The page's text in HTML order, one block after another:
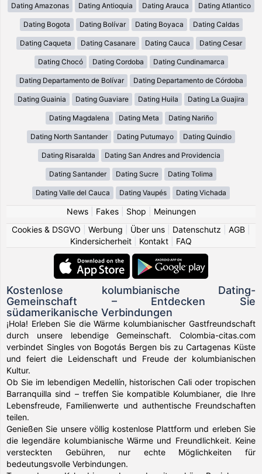
Dating Amazonas Dating Antioquia Dating Arauca Dating Atlantico
Dating Bogota Dating Bolívar Dating Boyaca Dating Caldas
Dating Caqueta Dating Casanare Dating Cauca Dating Cesar
Dating Chocó Dating Cordoba Dating Cundinamarca
Dating Departamento de Bolívar Dating Departamento de Córdoba
Dating Guainia Dating Guaviare Dating Huila Dating La Guajira
Dating Magdalena Dating Meta Dating Nariño
Dating North Santander Dating Putumayo Dating Quindio
Dating Risaralda Dating San Andres and Providencia
Dating Santander Dating Sucre Dating Tolima
Dating Valle del Cauca Dating Vaupés Dating Vichada
News| Fakes| Shop
Meinungen
Cookies & DSGVO
Werbung Über uns Datenschutz AGB
Kindersicherheit
Kontakt FAQ
Kostenlose kolumbianische Dating-
Gemeinschaft – Entdecken Sie
südamerikanische Verbindungen
¡Hola! Erleben Sie die Wärme kolumbianischer Gastfreundschaft
durch unsere lebendige Gemeinschaft. Colombia-citas.com
verbindet Singles von Bogotás Bergen bis zu Cartagenas Küste
und feiert die Leidenschaft und Freude der kolumbianischen
Kultur.
Ob Sie im lebendigen Medellín, historischen Cali oder tropischen
Barranquilla sind – treffen Sie kompatible Kolumbianer, die Ihre
Lebensfreude, Familienwerte und authentische Freundschaften
teilen.
Genießen Sie unsere völlig kostenlose Plattform und erleben Sie
die legendäre kolumbianische Wärme und Freundlichkeit. Keine
versteckten Gebühren, nur echte Möglichkeiten für
bedeutungsvolle Verbindungen.